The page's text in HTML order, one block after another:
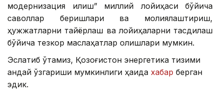
модернизация қилиш” миллий лойиҳаси бўйича
саволлар беришлари ва молиялаштириш,
ҳужжатларни тайёрлаш ва лойиҳаларни тасдиқлаш
бўйича тезкор маслаҳатлар олишлари мумкин.
Эслатиб ўтамиз, Қозоғистон энергетика тизими
қандай ўзгариши мумкинлиги ҳақида хабар берган
эдик.